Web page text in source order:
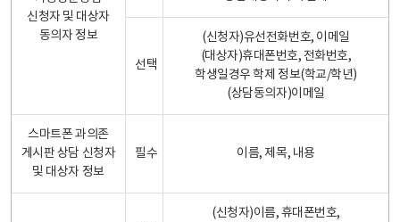
신청자 및 대상자
동의자 정보
선택
(신청자)유선전화번호, 이메일
(대상자)휴대폰번호, 전화번호,
학생일경우 학제 정보(학교/학년)
(상담동의자)이메일
스마트폰 과의존
게시판 상담 신청자
및 대상자 정보
필수 이름, 제목, 내용
(신청자)이름, 휴대폰번호,